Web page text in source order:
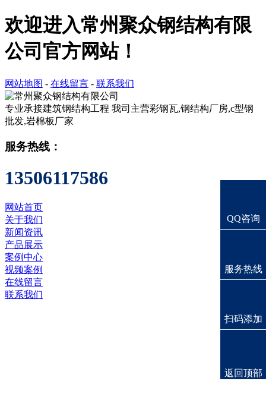
欢迎进入常州聚众钢结构有限
公司官方网站！
网站地图 - 在线留言 - 联系我们
专业承接建筑钢结构工程 我司主营彩钢瓦,钢结构厂房,c型钢
批发,岩棉板厂家
服务热线：
13506117586
网站首页
关于我们
新闻资讯
产品展示
案例中心
视频案例
在线留言
联系我们
QQ咨询
服务热线
扫码添加
返回顶部